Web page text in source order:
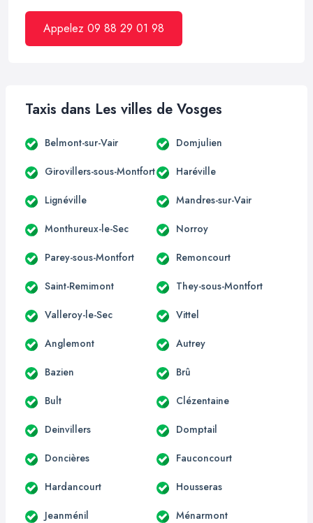
Appelez 09 88 29 01 98
Taxis dans Les villes de Vosges
Belmont-sur-Vair Domjulien
Girovillers-sous-Montfort Haréville
Lignéville Mandres-sur-Vair
Monthureux-le-Sec Norroy
Parey-sous-Montfort Remoncourt
Saint-Remimont They-sous-Montfort
Valleroy-le-Sec Vittel
Anglemont Autrey
Bazien Brû
Bult Clézentaine
Deinvillers Domptail
Doncières Fauconcourt
Hardancourt Housseras
Jeanménil Ménarmont